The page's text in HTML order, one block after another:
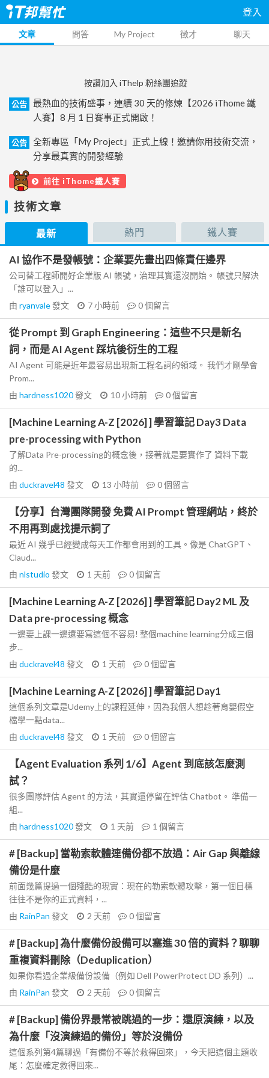
登入
文章 問答 My Project 徵才 聊天
按讚加入 iThelp 粉絲團追蹤
公告
最熱血的技術盛事，連續 30 天的修煉【2026 iThome 鐵
人賽】8 月 1 日賽事正式開啟！
公告
全新專區「My Project」正式上線！邀請你用技術交流，
分享最真實的開發經驗
前往 iThome鐵人賽
技術文章
最新 熱門 鐵人賽
AI 協作不是發帳號：企業要先畫出四條責任邊界
公司替工程師開好企業版 AI 帳號，治理其實還沒開始。 帳號只解決
「誰可以登入」...
由 ryanvale發文 7 小時前 0個留言
從 Prompt 到 Graph Engineering：這些不只是新名
詞，而是 AI Agent 踩坑後衍生的工程
AI Agent 可能是近年最容易出現新工程名詞的領域。 我們才剛學會
Prom...
由 hardness1020發文 10 小時前 0個留言
[Machine Learning A-Z [2026] ] 學習筆記 Day3 Data
pre-processing with Python
了解Data Pre-processing的概念後，接著就是要實作了 資料下載
的...
由 duckravel48 發文 13 小時前 0個留言
【分享】台灣團隊開發 免費 AI Prompt 管理網站，終於
不用再到處找提示詞了
最近 AI 幾乎已經變成每天工作都會用到的工具。像是 ChatGPT、
Claud...
由 nlstudio 發文 1 天前 0個留言
[Machine Learning A-Z [2026] ] 學習筆記 Day2 ML 及
Data pre-processing 概念
一邊要上課一邊還要寫這個不容易! 整個machine learning分成三個
步...
由 duckravel48 發文 1 天前 0個留言
[Machine Learning A-Z [2026] ] 學習筆記 Day1
這個系列文章是Udemy上的課程延伸，因為我個人想趁著育嬰假空
檔學一點data...
由 duckravel48 發文 1 天前 0個留言
【Agent Evaluation 系列 1/6】Agent 到底該怎麼測
試？
很多團隊評估 Agent 的方法，其實還停留在評估 Chatbot。 準備一
組...
由 hardness1020發文 1 天前 1 個留言
# [Backup] 當勒索軟體連備份都不放過：Air Gap 與離線
備份是什麼
前面幾篇提過一個殘酷的現實：現在的勒索軟體攻擊，第一個目標
往往不是你的正式資料，...
由 RainPan 發文 2 天前 0個留言
# [Backup] 為什麼備份設備可以塞進 30 倍的資料？聊聊
重複資料刪除（Deduplication）
如果你看過企業級備份設備（例如 Dell PowerProtect DD 系列）...
由 RainPan 發文 2 天前 0個留言
# [Backup] 備份界最常被跳過的一步：還原演練，以及
為什麼「沒演練過的備份」等於沒備份
這個系列第4篇聊過「有備份不等於救得回來」，今天把這個主題收
尾：怎麼確定救得回來...